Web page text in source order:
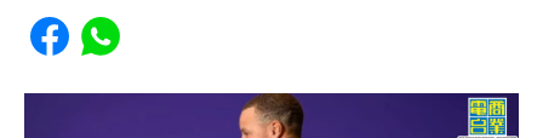
Share to Facebook
Share to WhatsApp